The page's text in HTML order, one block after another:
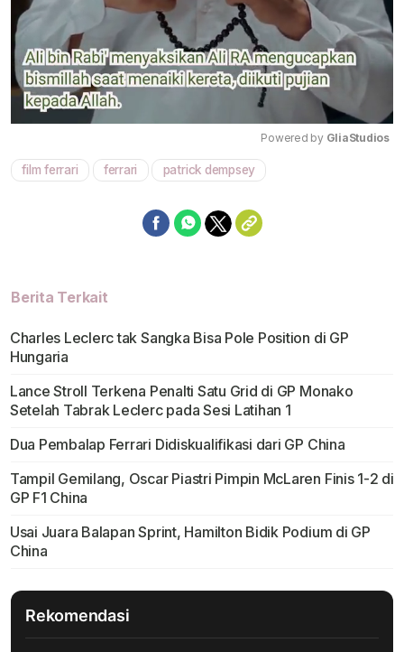
Powered by GliaStudios
film ferrari ferrari patrick dempsey
Berita Terkait
Charles Leclerc tak Sangka Bisa Pole Position di GP
Hungaria
Lance Stroll Terkena Penalti Satu Grid di GP Monako
Setelah Tabrak Leclerc pada Sesi Latihan 1
Dua Pembalap Ferrari Didiskualifikasi dari GP China
Tampil Gemilang, Oscar Piastri Pimpin McLaren Finis 1-2 di
GP F1 China
Usai Juara Balapan Sprint, Hamilton Bidik Podium di GP
China
Rekomendasi